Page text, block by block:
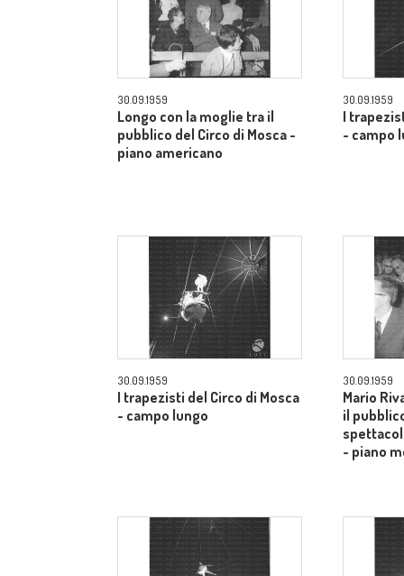
30.09.1959
Longo con la moglie tra il
pubblico del Circo di Mosca -
piano americano
30.09.1959
I
- campo
30.09.1959
I trapezisti del Circo di Mosca
- campo lungo
30.09.1959
Mario
il
- piano